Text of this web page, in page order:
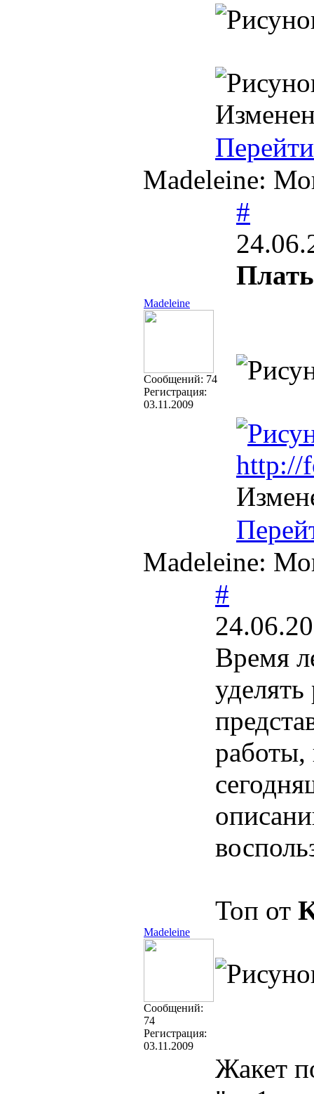
Перейти
Madeleine:
Madeleine
Cообщений: 74
Регистрация:
03.11.2009
#
http://
Madeleine:
Madeleine
Cообщений:
74
Регистрация:
03.11.2009
#
Время
работы,
Топ от
Жакет